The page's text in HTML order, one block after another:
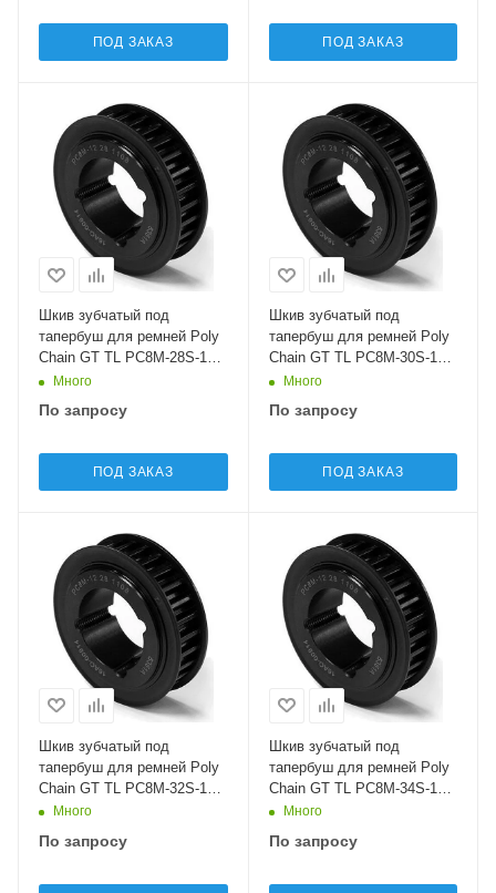
ПОД ЗАКАЗ ПОД ЗАКАЗ
Шкив зубчатый под
тапербуш для ремней Poly
Chain GT TL PC8M-28S-12
SatiМного
По запросу
ПОД ЗАКАЗ
Шкив зубчатый под
тапербуш для ремней Poly
Chain GT TL PC8M-30S-12
SatiМного
По запросу
ПОД ЗАКАЗ
Шкив зубчатый под
тапербуш для ремней Poly
Chain GT TL PC8M-32S-12
SatiМного
По запросу
Шкив зубчатый под
тапербуш для ремней Poly
Chain GT TL PC8M-34S-12
SatiМного
По запросу